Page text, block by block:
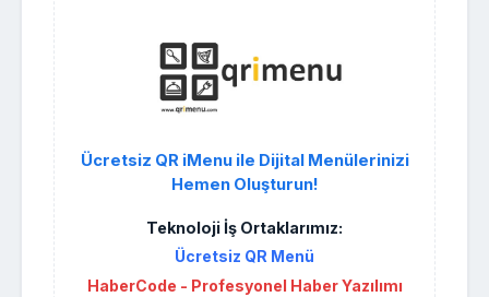
Ücretsiz QR iMenu ile Dijital Menülerinizi
Hemen Oluşturun!
Teknoloji İş Ortaklarımız:
Ücretsiz QR Menü
HaberCode - Profesyonel Haber Yazılımı